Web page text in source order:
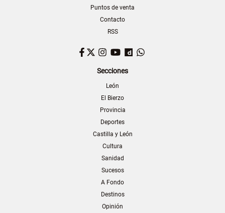
Puntos de venta
Contacto
RSS
Facebook
TwitterInstagram
YouTubeDailymotion
Secciones
León
El Bierzo
Provincia
Deportes
Castilla y León
Cultura
Sanidad
Sucesos
A Fondo
Destinos
Opinión